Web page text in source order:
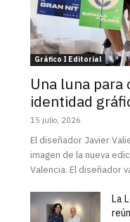
Gráfico I Editorial
Una luna
identidad
15 julio, 2026
El diseñador Javier
imagen de la nueva
Valencia. El diseñador
La